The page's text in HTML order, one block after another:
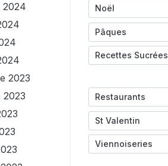
2023
Noël
Pâques
Recettes Sucrées
Restaurants
St Valentin
Viennoiseries